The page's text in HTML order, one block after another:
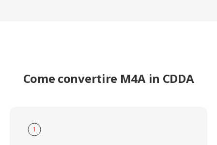
Come convertire M4A in CDDA
1